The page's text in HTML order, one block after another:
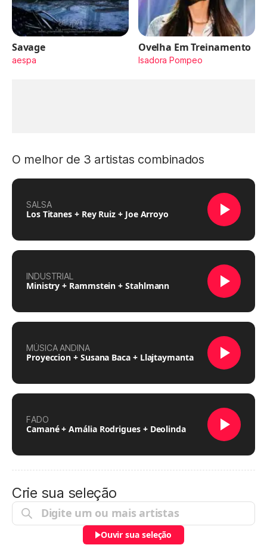
Savage
aespa
Ovelha Em Treinamento
Isadora Pompeo
O melhor de 3 artistas combinados
SALSA
Los Titanes + Rey Ruiz + Joe Arroyo
INDUSTRIAL
Ministry + Rammstein + Stahlmann
MÚSICA ANDINA
Proyeccion + Susana Baca + Llajtaymanta
FADO
Camané + Amália Rodrigues + Deolinda
Crie sua seleção
Ouvir sua seleção